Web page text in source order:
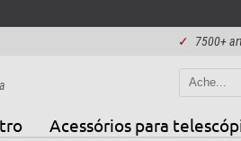
✓ 7500+
Acessórios para